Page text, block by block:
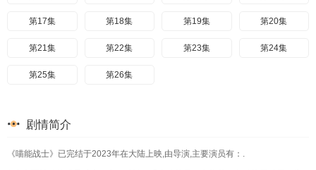
第17集 第18集 第19集 第20集
第21集 第22集 第23集 第24集
第25集 第26集
剧情简介
《喵能战士》已完结于2023年在大陆上映,由导演,主要演员有：.